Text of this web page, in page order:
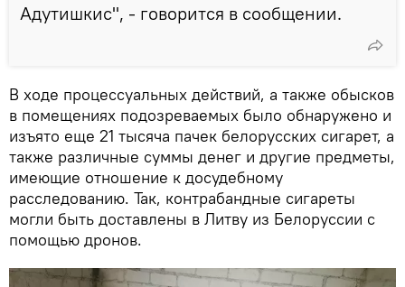
Адутишкис", - говорится в сообщении.
В ходе процессуальных действий, а также обысков
в помещениях подозреваемых было обнаружено и
изъято еще 21 тысяча пачек белорусских сигарет, а
также различные суммы денег и другие предметы,
имеющие отношение к досудебному
расследованию. Так, контрабандные сигареты
могли быть доставлены в Литву из Белоруссии с
помощью дронов.